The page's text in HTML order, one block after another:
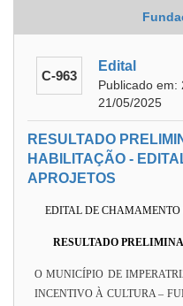
C-963
Edital
Publicado em:
21/05/2025
RESULTADO
HABILITAÇÃO -
APROJETOS
EDITAL DE CHAMAMENTO
RESULTADO
O MUNICÍPIO DE
INCENTIVO À CULTURA –